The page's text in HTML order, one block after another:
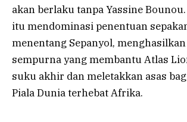
akan berlaku tanpa Yassine
itu mendominasi penentuan
menentang Sepanyol,
sempurna yang membantu Atlas
suku akhir dan meletakkan asas
Piala Dunia terhebat Afrika.